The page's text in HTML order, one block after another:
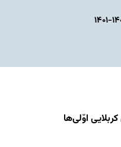
اوّلی‌ها